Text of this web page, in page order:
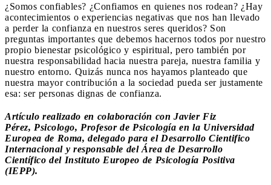
¿Somos confiables? ¿Confiamos en quienes nos rodean? ¿Hay
acontecimientos o experiencias negativas que nos han llevado
a perder la confianza en nuestros seres queridos? Son
preguntas importantes que debemos hacernos todos por nuestro
propio bienestar psicológico y espiritual, pero también por
nuestra responsabilidad hacia nuestra pareja, nuestra familia y
nuestro entorno. Quizás nunca nos hayamos planteado que
nuestra mayor contribución a la sociedad pueda ser justamente
esa: ser personas dignas de confianza.
Artículo realizado en colaboración con Javier Fiz
Pérez, Psicologo, Profesor de Psicología en la Universidad
Europea de Roma, delegado para el Desarrollo Cientifico
Internacional y responsable del Área de Desarrollo
Científico del Instituto Europeo de Psicología Positiva
(IEPP).